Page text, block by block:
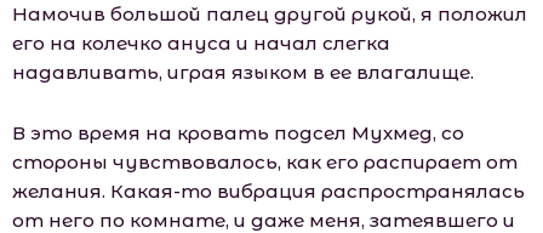
Намочив большой палец другой рукой, я положил
его на колечко ануса и начал слегка
надавливать, играя языком в ее влагалище.
В это время на кровать подсел Мухмед, со
стороны чувствовалось, как его распирает от
желания. Какая-то вибрация распространялась
от него по комнате, и даже меня, затеявшего и